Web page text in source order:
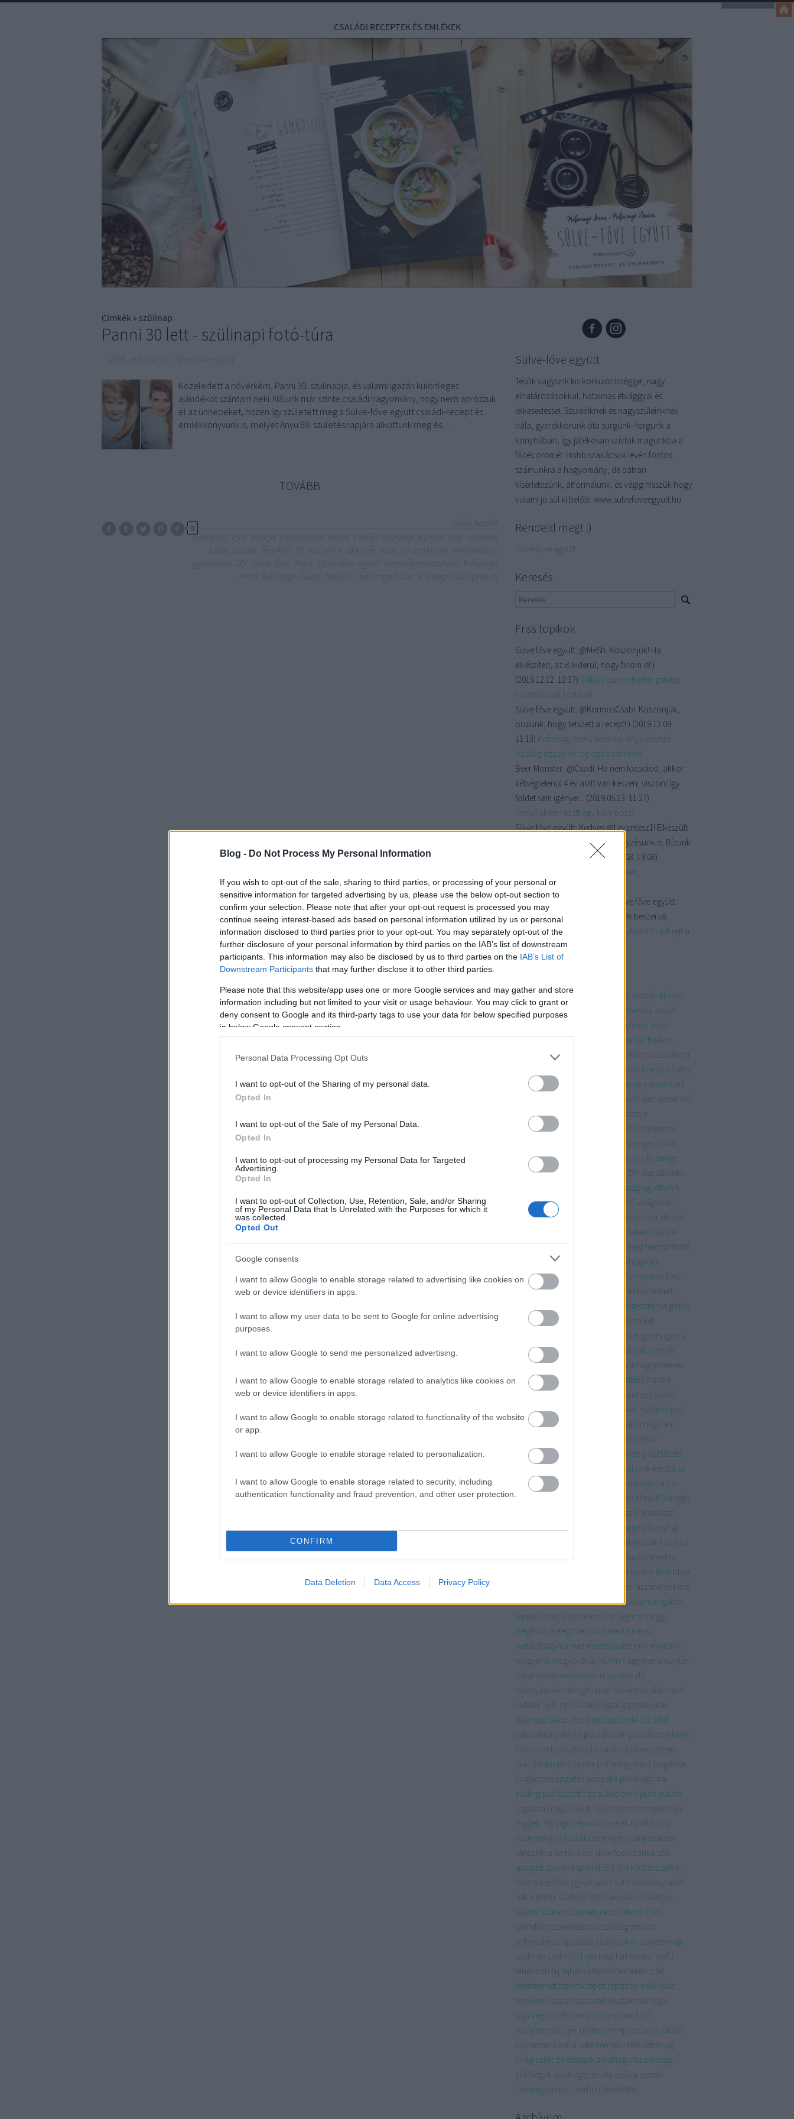
Blog - Do Not Process My Personal Information
If you wish to opt-out of the sale, sharing to third parties, or processing of your personal or
sensitive information for targeted advertising by us, please use the below opt-out section to
confirm your selection. Please note that after your opt-out request is processed you may
continue seeing interest-based ads based on personal information utilized by us or personal
information disclosed to third parties prior to your opt-out. You may separately opt-out of the
further disclosure of your personal information by third parties on the IAB’s list of downstream
participants. This information may also be disclosed by us to third parties on the IAB’s List of
Downstream Participants that may further disclose it to other third parties.
Please note that this website/app uses one or more Google services and may gather and store
information including but not limited to your visit or usage behaviour. You may click to grant or
deny consent to Google and its third-party tags to use your data for below specified purposes
in below Google consent section.
Personal Data Processing Opt Outs
I want to opt-out of the Sharing of my personal data.
Opted In
I want to opt-out of the Sale of my Personal Data.
Opted In
I want to opt-out of processing my Personal Data for Targeted
Advertising.
Opted In
I want to opt-out of Collection, Use, Retention, Sale, and/or Sharing
of my Personal Data that Is Unrelated with the Purposes for which it
was collected.
Opted Out
Google consents
I want to allow Google to enable storage related to advertising like cookies on
web or device identifiers in apps.
I want to allow my user data to be sent to Google for online advertising
purposes.
I want to allow Google to send me personalized advertising.
I want to allow Google to enable storage related to analytics like cookies on
web or device identifiers in apps.
I want to allow Google to enable storage related to functionality of the website
or app.
I want to allow Google to enable storage related to personalization.
I want to allow Google to enable storage related to security, including
authentication functionality and fraud prevention, and other user protection.
CONFIRM
Data Deletion Data Access Privacy Policy
CSALÁDI RECEPTEK ÉS EMLÉKEK
Címkék » szülinap
Panni 30 lett - szülinapi fotó-túra
Közeledett a nővérkém, Panni 30. szülinapja, és valami igazán különleges
ajándékot szántam neki. Nálunk már szinte családi hagyomány, hogy nem aprózzuk
el az ünnepeket, hiszen így született meg a Sülve-főve együtt családi-recept és
emlékkönyvünk is, melyet Anyu 60. születésnapjára alkottunk meg és…
TOVÁBB
0
budapest
Sülve-főve együtt
Tesók vagyunk kis korkülönbséggel, nagy
elhatározásokkal, hatalmas étvággyal és
lelkesedéssel. Szüleinknek és nagyszüleinknek
hála, gyerekkorunk óta sürgünk–forgunk a
konyhában, így játékosan szívtuk magunkba a
főzés örömét. Hobbiszakácsok lévén fontos
számunkra a hagyomány, de bátran
kísérletezünk, átformálunk, és végig hisszük hogy
valami jó sül ki belőle. www.sulvefoveegyutt.hu
Rendeld meg! :)
Sülve-főve együtt
Keresés
Friss topikok
Sülve főve együtt: @MeSh: Köszönjük! Ha
elkészíted, az is kiderül, hogy finom is!:)
(2019.12.12. 12:37) Céklás camembertes galette
karamellizált körtével
Sülve főve együtt: @KormosCsabi: Köszönjük,
örülünk, hogy tetszett a recept!:) (2019.12.09.
11:13) Pofonegyszerű édes-savanyú mártás
házilag rizzsel és ropogós csirkével
Beer Monster: @Csadi: Ha nem locsolod, akkor
kétségtelenül 4 év alatt van készen, viszont így
földet sem igényel... (2019.05.13. 11:27)
KonyhaKert - ez itt egy kom poszt
Sülve főve együtt:Kedves @Leventesz1! Elkészült
a komposztálásról szóló bejegyzésünk is. Bízunk
benne, hogy találsz ...( 2019.05.08. 19:08)
KonyhaKert - Vetésterv részletesen,
növénytársításokkal
@Crip Lee; @Sülve főve együtt:
nagy pacsi az ötletekért, megyek beszerző
körútra!(2019.04.19. 07:43
KonyhaKert - mit rejt a
fűszerkert?
30 advent adventinaptár adventi naptár áfonya
ajándék
amerikai anáyk
anyák napja Anyu anyu
avokádóázsiaibababútor babaház balkon
banánkenyér barkács bazsalikom
borító borsó bővítés
budapest
burgonya cakepop camembert
cinnamon cinnamon roll
citromcitromkrém
cseresznye
csicseriborsó
csirke csirkemell
csörege csülök
cukkinicukor curry fű design
desszertdeterminált DIY duplaborító
édesség egyélhelyit
egyélszezonálisat
ehető virág ekler
emlékkönyv
esős nyár étcsoki
fahéjas tekercsfalafel
falatkákfánkfanyar feleségfenntartható
férjfigura
fokhagyma
fokhgymafolytonnövő formatartó fotó
franciafriss fűszeresfűszerkert
gazpacho gesztenye golyó
gomba
gombóc
gyerekkel
gyömbér gyors gyors
tepertős pogácsa
gyümölcskenyér
gyümölcsök
hagyma hagymaleves
ház házasság házikészítésű házikó
humusz hűsítő
húsmentes
húsvét hűtőkisöprő
időgépindeterminált japán jégkrém
kalács kapor
karácsony
kávézacc kelbimbó kelttészta
kerti hulladék kerttől az
asztalig
kiskert
kofaragozsuzsi
kofaragozsuzsiphotos
Kőfaragó Anna Kőfaragó
kókusz kókuszliszt
kókusztejkolbász konyha konyhai
körte kosár kosárka
krémleveskrumpli
laktózmentes
lencsesaláta lepény levendula
linzer lisztmentes máj
májkrémmálnamandulamangalica mangalica
tepertő mascarpone medvehagyma meggy
megható melegszendvics menta menü
metélőhagyma méz mézeskalács mini minifánk
mogyoró mogyoróvaj muffin nagymama naptár
narancs narancslekvár nassolnivaló
nászajándék nitrogén nori növénytársítás nudli
nutella nyár nyuszi ökológiai gazdálkodás
ökörszív olasz olcsó oldalas ömki ősz ötlet
palacsinta palánta paradicsom paradicsomleves
Párizs parti pásztorpite pavlova petrezselyem
piac pikáns pirítós pite pofonegyszerű pogácsa
pogácsaszaggatás popcake póréhagyma
puding puffasztott rizs pulled pork püré quiche
ragacsos ragu rakott rapid recept receptkönyv
reggeli régi répa répatorta retek rizottó rizs
rozmaring sajt saláta salmojero sárgabarack
sárgarépa sertés slow slow food sonka sós
spagetti spanyol spenót sült sült kolbász sülve-
főve sülve-főve együtt sushi süté sütemény sütés
süti sütőtök szabadföld szakaszos szalagos
szárny szarvas személyre szabható szén
szendvics szerecsendió szilvásgombóc
szilveszter szójaszósz szórócukor születésnap
szülinap szülők tájfajta talaj tarttavasz teafű
tehénbab tej tejberizstejmentestekercstél
télentermetttepertő tépetttepsistermelői piac
testvérek tészta tésztaétel tésztakosár tojás
tojáshéj töltötttorma torta turmixtúró
túrógombóc újév ültetés ünnep vacsora vadas
vajmentesvanília veteményesvetésvetőmag
virág zeller zöédségek zöldhagyma zöldség
zöldségek zöldséges tészta zsálya zsemle
zsemlegombóc zserbó Címkefelhő